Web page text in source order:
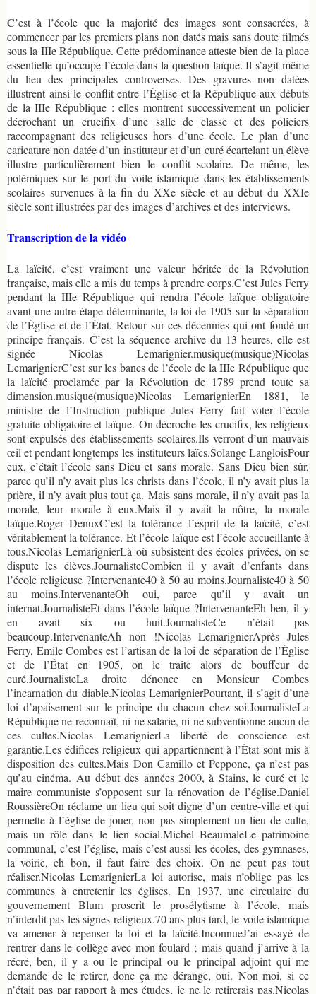
C’est à l’école que la majorité des images sont consacrées, à
commencer par les premiers plans non datés mais sans doute filmés
sous la IIIe République. Cette prédominance atteste bien de la place
essentielle qu’occupe l’école dans la question laïque. Il s’agit même
du lieu des principales controverses. Des gravures non datées
illustrent ainsi le conflit entre l’Église et la République aux débuts
de la IIIe République : elles montrent successivement un policier
décrochant un crucifix d’une salle de classe et des policiers
raccompagnant des religieuses hors d’une école. Le plan d’une
caricature non datée d’un instituteur et d’un curé écartelant un élève
illustre particulièrement bien le conflit scolaire. De même, les
polémiques sur le port du voile islamique dans les établissements
scolaires survenues à la fin du XXe siècle et au début du XXIe
siècle sont illustrées par des images d’archives et des interviews.
Transcription de la vidéo
La laïcité, c’est vraiment une valeur héritée de la Révolution
française, mais elle a mis du temps à prendre corps.C’est Jules Ferry
pendant la IIIe République qui rendra l’école laïque obligatoire
avant une autre étape déterminante, la loi de 1905 sur la séparation
de l’Église et de l’État. Retour sur ces décennies qui ont fondé un
principe français. C’est la séquence archive du 13 heures, elle est
signée Nicolas Lemarignier.musique(musique)Nicolas
LemarignierC’est sur les bancs de l’école de la IIIe République que
la laïcité proclamée par la Révolution de 1789 prend toute sa
dimension.musique(musique)Nicolas LemarignierEn 1881, le
ministre de l’Instruction publique Jules Ferry fait voter l’école
gratuite obligatoire et laïque. On décroche les crucifix, les religieux
sont expulsés des établissements scolaires.Ils verront d’un mauvais
œil et pendant longtemps les instituteurs laïcs.Solange LangloisPour
eux, c’était l’école sans Dieu et sans morale. Sans Dieu bien sûr,
parce qu’il n’y avait plus les christs dans l’école, il n’y avait plus la
prière, il n’y avait plus tout ça. Mais sans morale, il n’y avait pas la
morale, leur morale à eux.Mais il y avait la nôtre, la morale
laïque.Roger DenuxC’est la tolérance l’esprit de la laïcité, c’est
véritablement la tolérance. Et l’école laïque est l’école accueillante à
tous.Nicolas LemarignierLà où subsistent des écoles privées, on se
dispute les élèves.JournalisteCombien il y avait d’enfants dans
l’école religieuse ?Intervenante40 à 50 au moins.Journaliste40 à 50
au moins.IntervenanteOh oui, parce qu’il y avait un
internat.JournalisteEt dans l’école laïque ?IntervenanteEh ben, il y
en avait six ou huit.JournalisteCe n’était pas
beaucoup.IntervenanteAh non !Nicolas LemarignierAprès Jules
Ferry, Emile Combes est l’artisan de la loi de séparation de l’Église
et de l’État en 1905, on le traite alors de bouffeur de
curé.JournalisteLa droite dénonce en Monsieur Combes
l’incarnation du diable.Nicolas LemarignierPourtant, il s’agit d’une
loi d’apaisement sur le principe du chacun chez soi.JournalisteLa
République ne reconnaît, ni ne salarie, ni ne subventionne aucun de
ces cultes.Nicolas LemarignierLa liberté de conscience est
garantie.Les édifices religieux qui appartiennent à l’État sont mis à
disposition des cultes.Mais Don Camillo et Peppone, ça n’est pas
qu’au cinéma. Au début des années 2000, à Stains, le curé et le
maire communiste s’opposent sur la rénovation de l’église.Daniel
RoussièreOn réclame un lieu qui soit digne d’un centre-ville et qui
permette à l’église de jouer, non pas simplement un lieu de culte,
mais un rôle dans le lien social.Michel BeaumaleLe patrimoine
communal, c’est l’église, mais c’est aussi les écoles, des gymnases,
la voirie, eh bon, il faut faire des choix. On ne peut pas tout
réaliser.Nicolas LemarignierLa loi autorise, mais n’oblige pas les
communes à entretenir les églises. En 1937, une circulaire du
gouvernement Blum proscrit le prosélytisme à l’école, mais
n’interdit pas les signes religieux.70 ans plus tard, le voile islamique
va amener à repenser la loi et la laïcité.InconnueJ’ai essayé de
rentrer dans le collège avec mon foulard ; mais quand j’arrive à la
récré, ben, il y a ou le principal ou le principal adjoint qui me
demande de le retirer, donc ça me dérange, oui. Non moi, si ce
n’était pas par rapport à mes études, je ne le retirerais pas.Nicolas